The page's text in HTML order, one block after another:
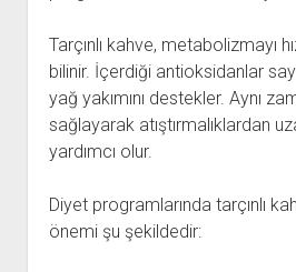
Tarçınlı kahve, metabolizmayı
bilinir. İçerdiği antioksidanlar
yağ yakımını destekler. Aynı
sağlayarak atıştırmalıklardan
yardımcı olur.
Diyet programlarında tarçınlı
önemi şu şekildedir: